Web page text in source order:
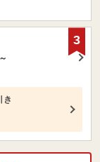
き
3